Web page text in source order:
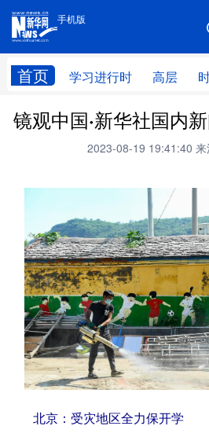
手机版
首页 学习进行时 高层
手机版
网站地图
学习进行时 高层
财经
台湾 思客智库 全
科创
文化 书画
访谈 视频
法律 中央文件
食品 人居
学术中国 乡村振兴
城市 旅游
镜观中国·新华社国内
2023-08-19 19:41:40
北京：受灾地区全力保开学